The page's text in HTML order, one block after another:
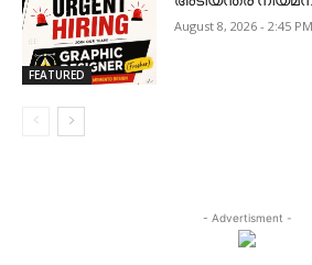
FEATURED
August 8, 2026 - 2:45 PM
- Advertisment -